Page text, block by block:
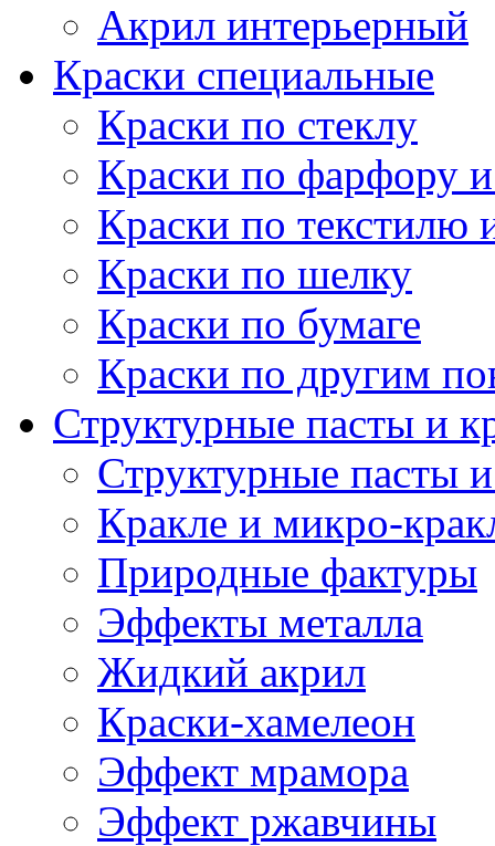
Акрил интерьерный
Краски специальные
Краски по стеклу
Краски по фарфору
Краски по текстилю
Краски по шелку
Краски по бумаге
Краски по другим
Структурные пасты и
Структурные пасты
Кракле и микро-
Природные фактуры
Эффекты металла
Жидкий акрил
Краски-хамелеон
Эффект мрамора
Эффект ржавчины